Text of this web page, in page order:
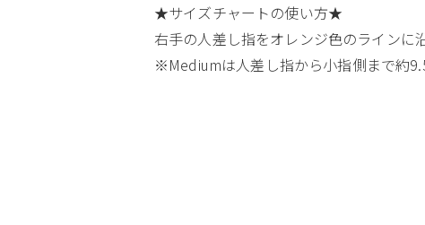
★サイズチャートの使い方★
右手の人差し指をオレンジ色のラインに
※Mediumは人差し指から小指側まで約